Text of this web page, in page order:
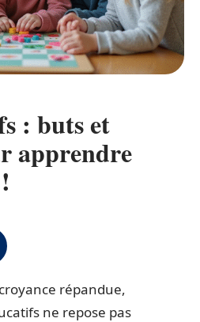
: buts et
apprendre
répandue,
ne repose pas